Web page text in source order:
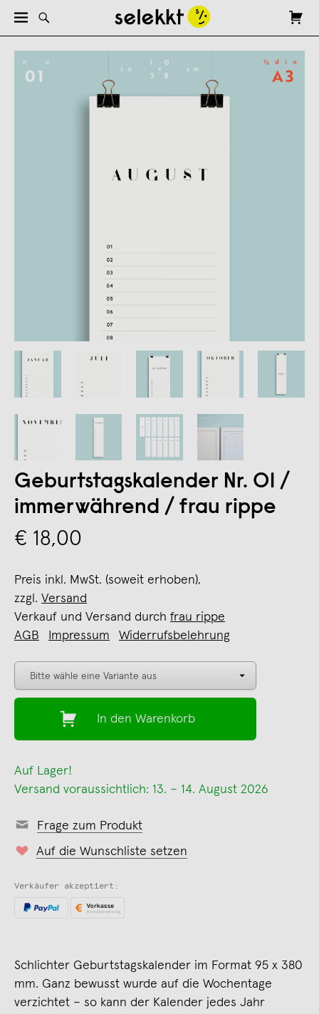
Geburtstagskalender Nr. 01 /
immerwährend / frau rippe
€ 18,00
Preis inkl. MwSt. (soweit erhoben),
zzgl. Versand
Verkauf und Versand durch frau rippe
AGB
Impressum Widerrufsbelehrung
In den Warenkorb
Auf Lager!
Versand voraussichtlich: 13. – 14. August 2026
Frage zum Produkt
Auf die Wunschliste setzen
Verkäufer akzeptiert:
Schlichter Geburtstagskalender im Format 95 x 380
mm. Ganz bewusst wurde auf die Wochentage
verzichtet – so kann der Kalender jedes Jahr